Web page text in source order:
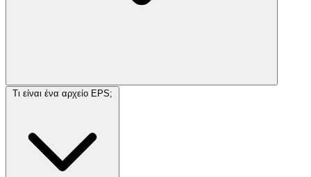
Τι είναι ένα αρχείο EPS;